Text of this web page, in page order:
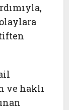
ve haklı